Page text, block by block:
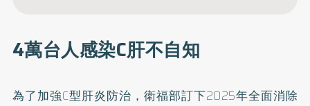
4萬台人感染C肝不自知
為了加強C型肝炎防治，衛福部訂下2025年全面消除